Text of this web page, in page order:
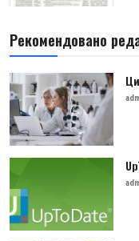
Рекомендовано